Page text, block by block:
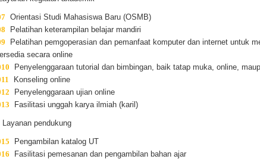
Orientasi Studi Mahasiswa Baru (OSMB)
Pelatihan keterampilan belajar mandiri
Pelatihan pemgoperasian dan pemanfaat komputer dan internet untuk
secara online
Penyelenggaraan tutorial dan bimbingan, baik tatap muka, online,
Konseling online
Penyelenggaraan ujian online
Fasilitasi unggah karya ilmiah (karil)
Layanan pendukung
Pengambilan katalog UT
Fasilitasi pemesanan dan pengambilan bahan ajar